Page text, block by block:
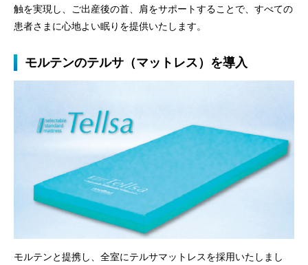
触を実現し、ご出産後の首、肩をサポートすることで、すべての
患者さまに心地よい眠りを提供いたします。
モルテンのテルサ（マットレス）を導入
モルテンと提携し、全室にテルサマットレスを採用いたしまし